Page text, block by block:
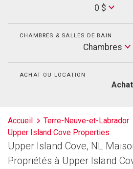
0 $
CHAMBRES & SALLES DE BAIN
Chambres
ACHAT OU LOCATION
Achat
Accueil
Terre-Neuve-et-Labrador
Upper Island Cove Properties
Upper Island Cove, NL
Propriétés à Upper Island